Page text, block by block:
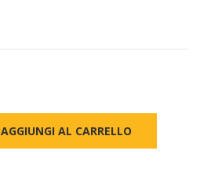
AGGIUNGI AL CARRELLO